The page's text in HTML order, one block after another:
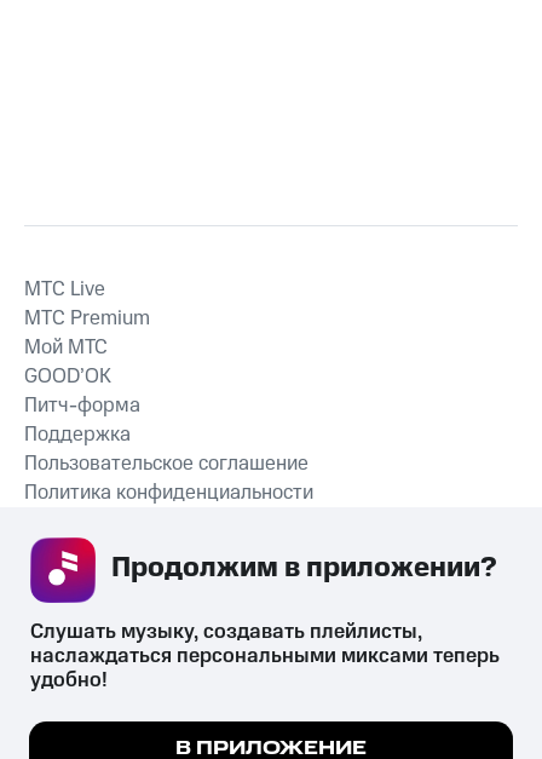
СКАЧАТЬ ПРИЛОЖЕНИЕ
MTС Live
MTС Premium
Мой МТС
GOOD’OK
Питч-форма
Поддержка
Пользовательское соглашение
Политика конфиденциальности
психотропных веществ, их аналогов причиняет вред здоровью,
их незаконный оборот запрещён и влечёт установленную
Мы используем куки, чтобы на сайте все
Слушать музыку, создавать плейлисты,
наслаждаться персональными миксами теперь
удобно!
В ПРИЛОЖЕНИЕ